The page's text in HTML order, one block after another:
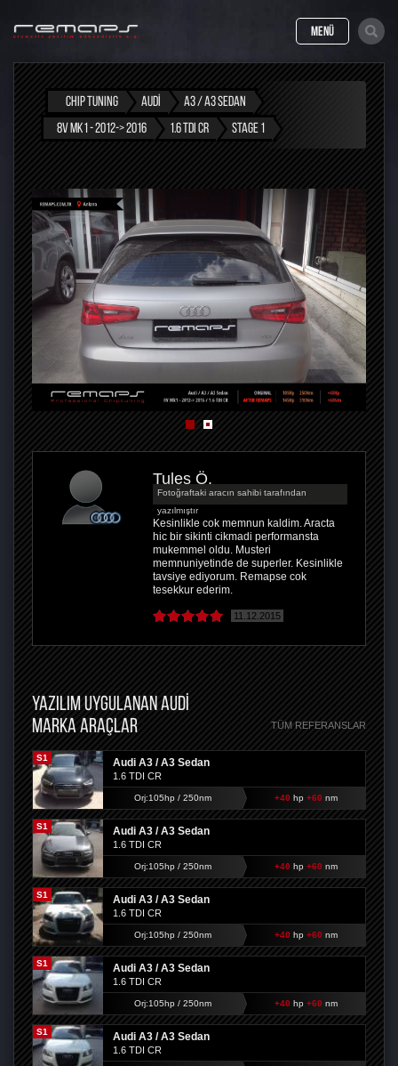
MENÜ
CHIP TUNING AUDI
A3 / A3 SEDAN
8V MK1 - 2012-> 2016
1.6 TDI CR STAGE 1
Tules Ö.
Fotoğraftaki aracın sahibi tarafından
yazılmıştır
Kesinlikle cok memnun kaldim. Aracta
hic bir sikinti cikmadi performansta
mukemmel oldu. Musteri
memnuniyetinde de superler. Kesinlikle
tavsiye ediyorum. Remapse cok
tesekkur ederim.
11.12.2015
YAZILIM UYGULANAN AUDI
MARKA ARAÇLAR
TÜM REFERANSLAR
S1 Audi A3 / A3 Sedan
1.6 TDI CR
Orj:105hp / 250nm +40 hp +60 nm
S1 Audi A3 / A3 Sedan
1.6 TDI CR
Orj:105hp / 250nm +40 hp +60 nm
S1 Audi A3 / A3 Sedan
1.6 TDI CR
Orj:105hp / 250nm +40 hp +60 nm
S1 Audi A3 / A3 Sedan
1.6 TDI CR
Orj:105hp / 250nm +40 hp +60 nm
S1 Audi A3 / A3 Sedan
1.6 TDI CR